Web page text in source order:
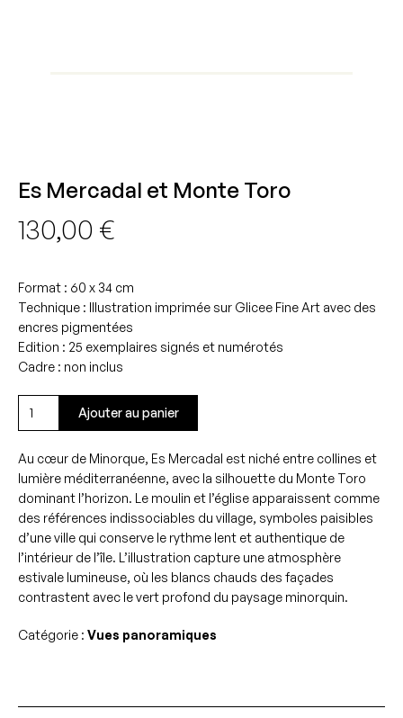
Es Mercadal et Monte Toro
130,00 €
Format : 60 x 34 cm
Technique : Illustration imprimée sur Glicee Fine Art avec des
encres pigmentées
Edition : 25 exemplaires signés et numérotés
Cadre : non inclus
quantité
de
Mercadal
et
Monte
Toro
Ajouter au panier
Au cœur de Minorque, Es Mercadal est niché entre collines et
lumière méditerranéenne, avec la silhouette du Monte Toro
dominant l’horizon. Le moulin et l’église apparaissent comme
des références indissociables du village, symboles paisibles
d’une ville qui conserve le rythme lent et authentique de
l’intérieur de l’île. L’illustration capture une atmosphère
estivale lumineuse, où les blancs chauds des façades
contrastent avec le vert profond du paysage minorquin.
Catégorie : Vues panoramiques